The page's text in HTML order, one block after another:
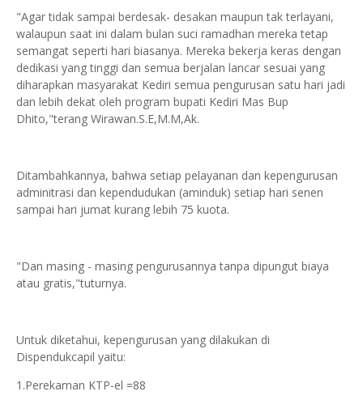
"Agar tidak sampai berdesak- desakan maupun tak terlayani,
walaupun saat ini dalam bulan suci ramadhan mereka tetap
semangat seperti hari biasanya. Mereka bekerja keras dengan
dedikasi yang tinggi dan semua berjalan lancar sesuai yang
diharapkan masyarakat Kediri semua pengurusan satu hari jadi
dan lebih dekat oleh program bupati Kediri Mas Bup
Dhito,"terang Wirawan.S.E,M.M,Ak.
Ditambahkannya, bahwa setiap pelayanan dan kepengurusan
adminitrasi dan kependudukan (aminduk) setiap hari senen
sampai hari jumat kurang lebih 75 kuota.
"Dan masing - masing pengurusannya tanpa dipungut biaya
atau gratis,"tuturnya.
Untuk diketahui, kepengurusan yang dilakukan di
Dispendukcapil yaitu:
1.Perekaman KTP-el =88